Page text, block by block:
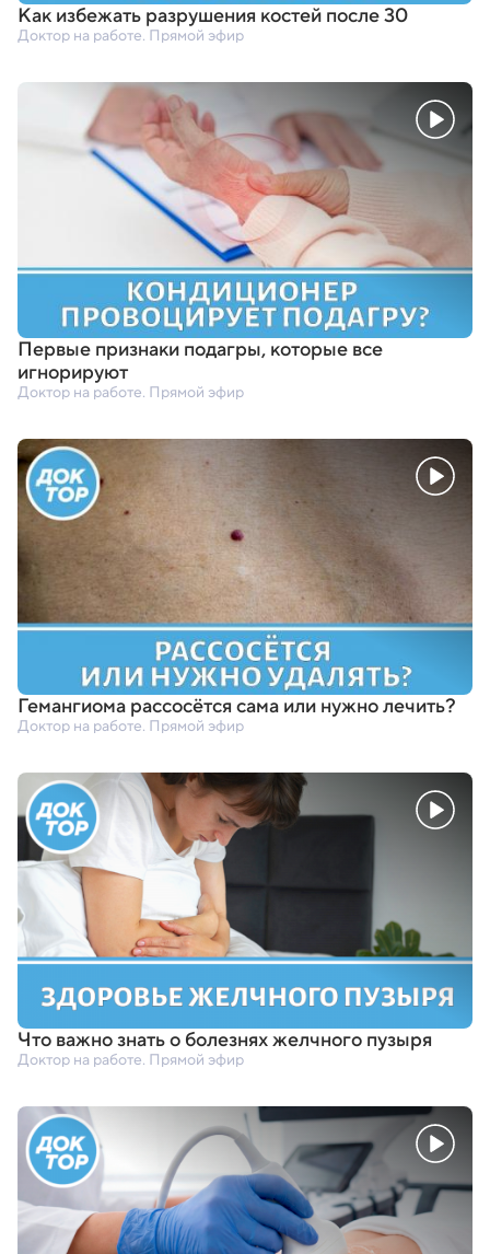
Как избежать разрушения костей после 30
Доктор на работе. Прямой эфир
Первые признаки подагры,которые все
игнорируют
Доктор на работе. Прямой эфир
Гемангиома рассосётся сама или нужно лечить?
Доктор на работе. Прямой эфир
Что важно знать о болезнях желчного пузыря
Доктор на работе. Прямой эфир